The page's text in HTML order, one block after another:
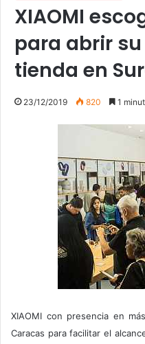
XIAOMI
para abrir
tienda en
23/12/2019 820 1
XIAOMI con presencia en
Caracas para facilitar el